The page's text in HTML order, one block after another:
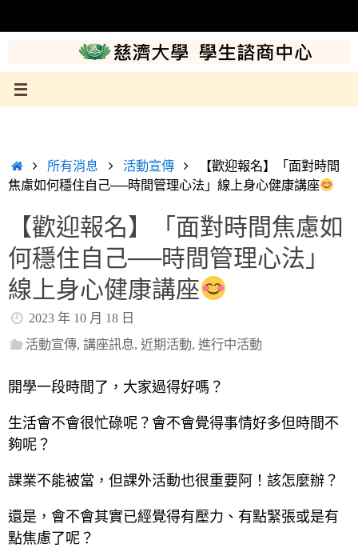
to
Home所有消息 活動宣傳
【歡迎報名】「面對時間
焦慮如何穩住自己──時間管理心法」線上身心健康講座
【歡迎報名】「面對時間焦慮如
何穩住自己──時間管理心法」
線上身心健康講座
2023 年 10 月 18 日
活動宣傳,講座訊息,近期活動,進行中活動
開學一段時間了，大家過得好嗎？
生活會不會很忙碌呢？會不會覺得事情好多但時間不
夠呢？
課業不能被當，但課外活動也很重要阿！該怎麼辦？
還是，會不會其實已經覺得有壓力、有點緊張或是有
點焦慮了呢？